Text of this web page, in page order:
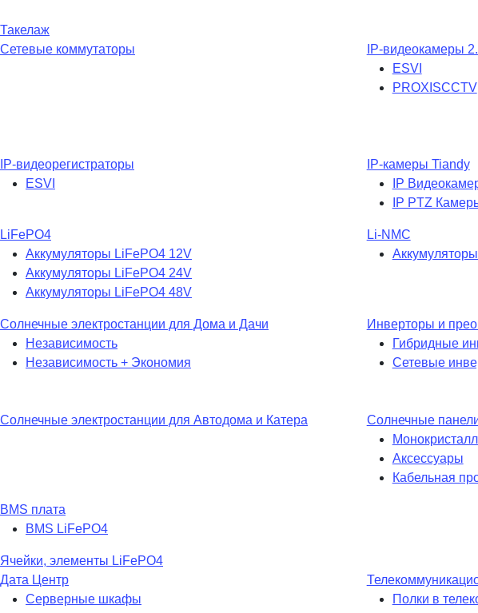
Такелаж
Сетевые коммутаторы
IP-видеокамеры
ESVI
PROXISCCTV
IP-видеорегистраторы
ESVI
IP-камеры Tiandy
IP
IP PTZ
LiFePO4
Аккумуляторы LiFePO4 12V
Аккумуляторы LiFePO4 24V
Аккумуляторы LiFePO4 48V
Li-NMC
Солнечные электростанции для Дома и Дачи
Независимость
Независимость + Экономия
Инверторы и
Гибридные
Сетевые
Солнечные электростанции для Автодома и Катера
Солнечные
Аксессуары
Кабельная
BMS плата
BMS LiFePO4
Ячейки, элементы LiFePO4
Дата Центр
Серверные шкафы
Полки в